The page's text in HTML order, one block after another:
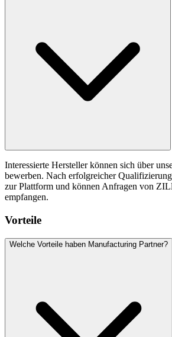
Interessierte Hersteller können sich über
bewerben. Nach erfolgreicher
zur Plattform und können Anfragen von
empfangen.
Vorteile
Welche Vorteile haben Manufacturing Partner?